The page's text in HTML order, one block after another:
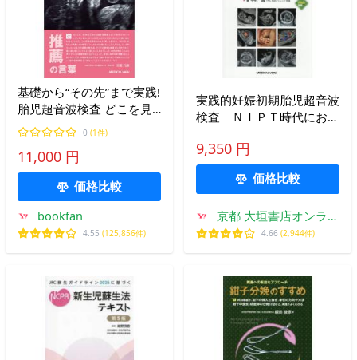
基礎から“その先”まで実践!
胎児超音波検査 どこを見
て,なにを診るのか/辻村久
美子/石本人士/和泉俊一郎
0 (1件)
11,000 円
価格比較
bookfan
4.55 (125,856件)
実践的妊娠初期胎児超音波
検査 ＮＩＰＴ時代におけ
9,350 円
価格比較
京都 大垣書店オンライ
ン
4.66 (2,944件)